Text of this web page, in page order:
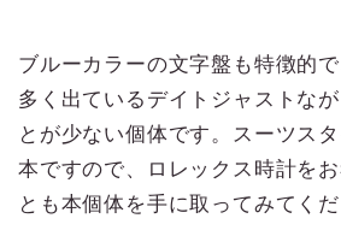
ブルーカラーの文字盤も特徴的
多く出ているデイトジャストな
とが少ない個体です。スーツス
本ですので、ロレックス時計を
とも本個体を手に取ってみてくだ